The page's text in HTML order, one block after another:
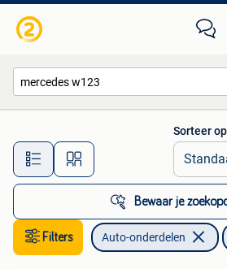
Alle afstanden…
Sorteer op
Bewaar je
Filters Auto-onderdelen